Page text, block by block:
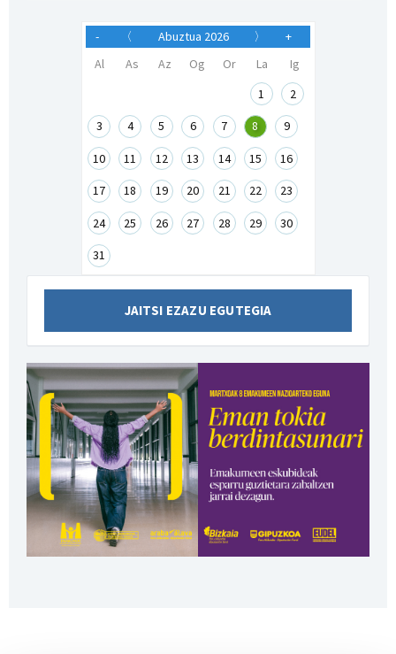
- 〈 Abuztua 2026 〉
+
Al
As Az Og Or La
Ig
1
2
3 4 5 6 7 8 9
10 11 12 13 14 15 16
17 18 19 20 21 22 23
24 25 26 27 28 29 30
31
JAITSI EZAZU EGUTEGIA